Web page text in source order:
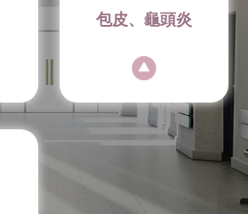
包皮、龜頭炎